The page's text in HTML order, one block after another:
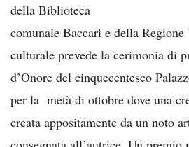
della Biblioteca
comunale Baccari e della Regione
culturale prevede la cerimonia di
d’Onore del cinquecentesco
per la metà di ottobre dove una
creata appositamente da un noto